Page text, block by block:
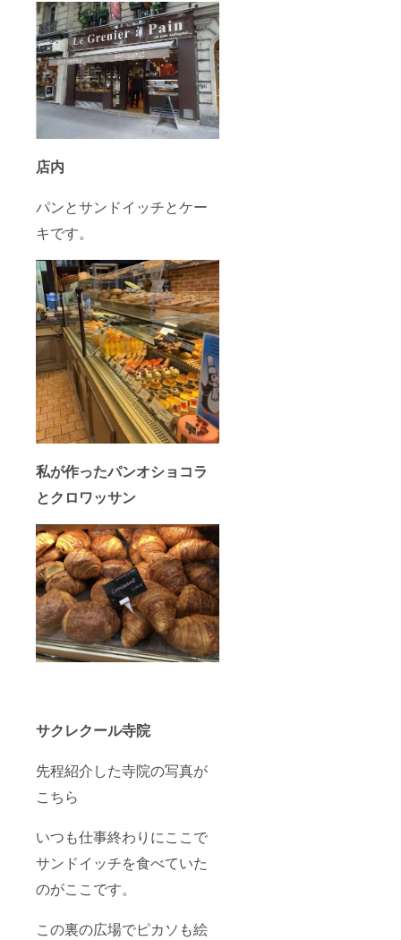
店内
パンとサンドイッチとケー
キです。
私が作ったパンオショコラ
とクロワッサン
サクレクール寺院
先程紹介した寺院の写真が
こちら
いつも仕事終わりにここで
サンドイッチを食べていた
のがここです。
この裏の広場でピカソも絵